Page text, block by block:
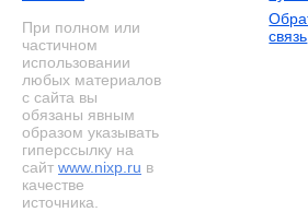
При полном или
частичном
использовании
любых материалов
с сайта вы
обязаны явным
образом указывать
гиперссылку на
сайт www.nixp.ru в
качестве
источника.
связь